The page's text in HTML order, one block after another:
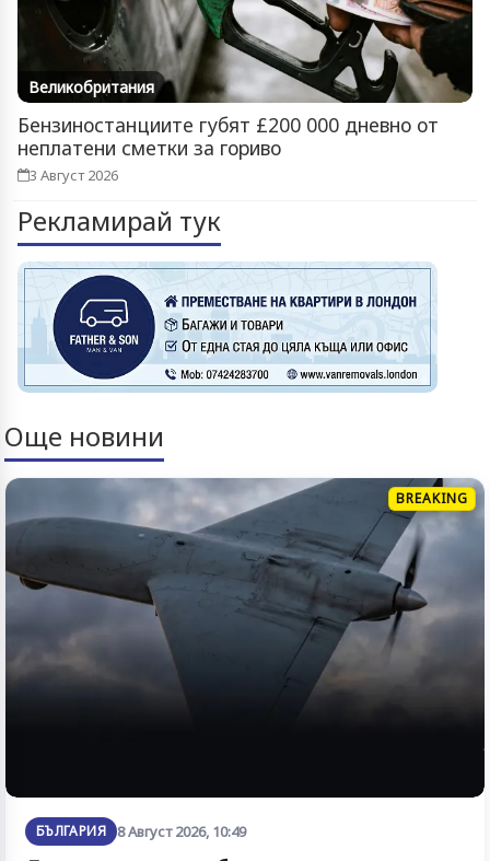
Великобритания
Бензиностанциите губят £200 000 дневно от
неплатени сметки за гориво
3 Август 2026
Рекламирай тук
Още новини
BREAKING
БЪЛГАРИЯ 8 Август 2026, 10:49